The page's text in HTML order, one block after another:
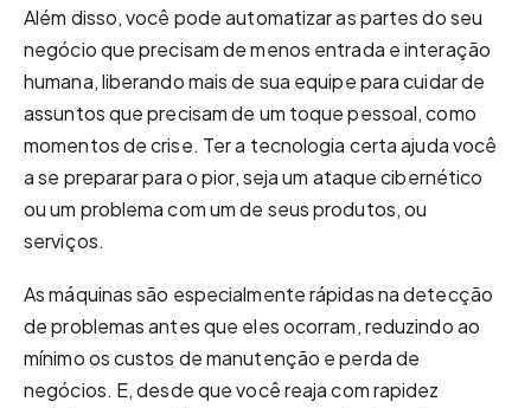
Além disso, você pode automatizar as partes do seu
negócio que precisam de menos entrada e interação
humana, liberando mais de sua equipe para cuidar de
assuntos que precisam de um toque pessoal, como
momentos de crise. Ter a tecnologia certa ajuda você
a se preparar para o pior, seja um ataque cibernético
ou um problema com um de seus produtos, ou
serviços.
As máquinas são especialmente rápidas na detecção
de problemas antes que eles ocorram, reduzindo ao
mínimo os custos de manutenção e perda de
negócios. E, desde que você reaja com rapidez